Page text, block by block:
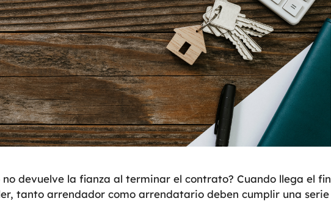
no devuelve la fianza al terminar el contrato? Cuando llega el fin
tanto arrendador como arrendatario deben cumplir una serie